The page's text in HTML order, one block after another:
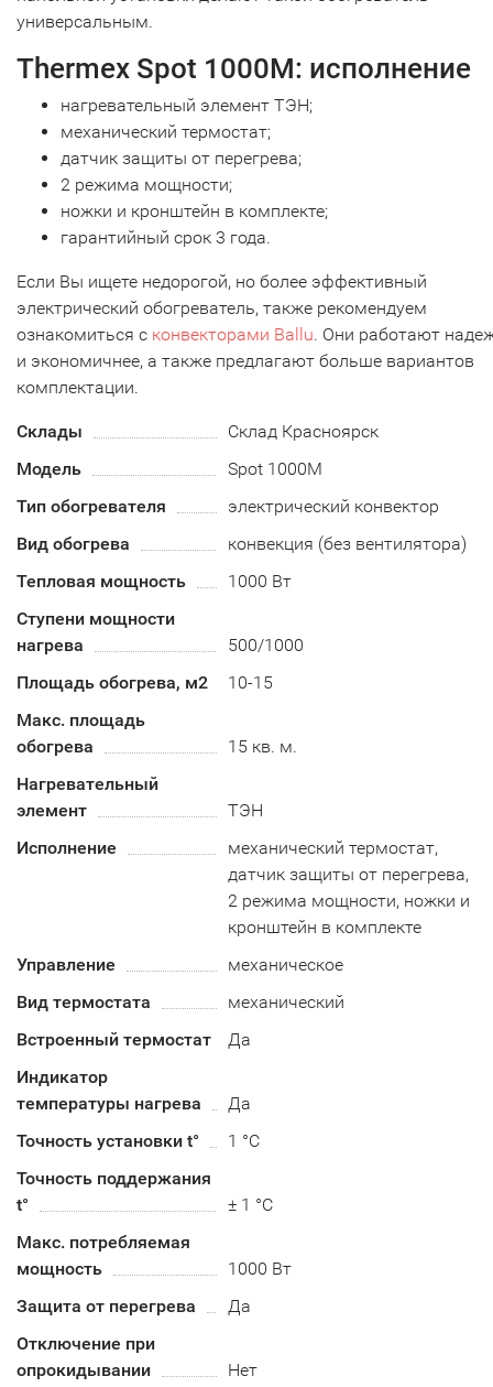
универсальным.
Thermex Spot 1000M: исполнение
нагревательный элемент ТЭН;
механический термостат;
датчик защиты от перегрева;
2 режима мощности;
ножки и кронштейн в комплекте;
гарантийный срок 3 года.
Если Вы ищете недорогой, но более эффективный
электрический обогреватель, также рекомендуем
ознакомиться с конвекторами Ballu. Они работают
и экономичнее, а также предлагают больше вариантов
комплектации.
Склады
Склад Красноярск
Модель
Spot 1000M
Тип обогревателя
электрический конвектор
Вид обогрева
конвекция (без вентилятора)
Тепловая мощность
1000 Вт
Ступени мощности
нагрева
500/1000
Площадь обогрева, м2
10-15
Макс. площадь
обогрева
15 кв. м.
Нагревательный
элемент
ТЭН
Исполнение
механический термостат,
датчик защиты от перегрева,
2 режима мощности, ножки и
кронштейн в комплекте
Управление
механическое
Вид термостата
механический
Встроенный термостат
Да
Индикатор
температуры нагрева
Да
Точность установки t°
1 °C
Точность поддержания
t°
± 1 °C
Макс. потребляемая
мощность
1000 Вт
Защита от перегрева
Да
Отключение при
опрокидывании
Нет